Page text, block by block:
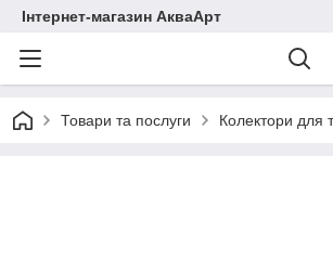
Інтернет-магазин АкваАрт
Товари та послуги Колектори для